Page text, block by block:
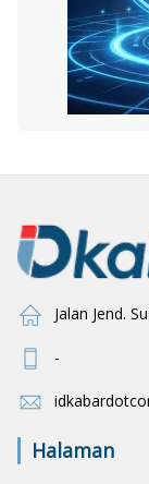
Jalan Jend.
-
Halaman